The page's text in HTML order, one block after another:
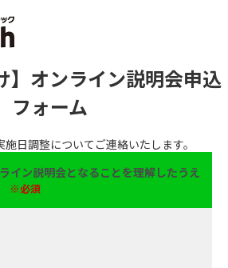
】オンライン説明会申込
フォーム
日調整についてご連絡いたします。
イン説明会となることを理解したうえ
※必須